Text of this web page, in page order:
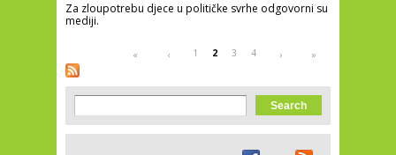
Za zloupotrebu djece u političke svrhe odgovorni su
mediji.
Pages « ‹ 1 2 3 4 › »
Search form
Search